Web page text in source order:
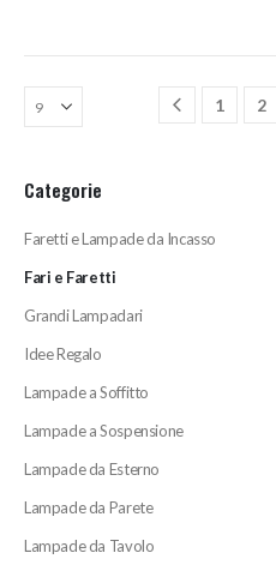
1 2
Categorie
Faretti e Lampade da Incasso
Fari e Faretti
Grandi Lampadari
Idee Regalo
Lampade a Soffitto
Lampade a Sospensione
Lampade da Esterno
Lampade da Parete
Lampade da Tavolo